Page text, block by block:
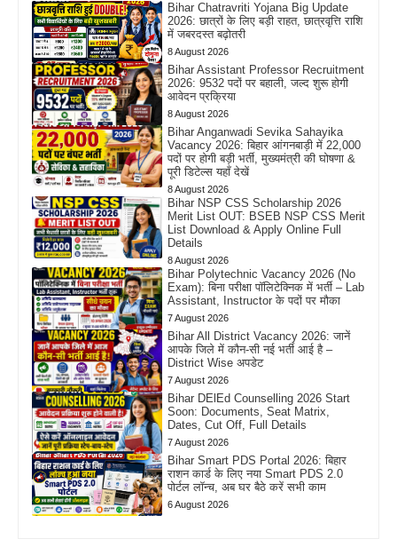
Bihar Chatravriti Yojana Big Update
2026: छात्रों के लिए बड़ी राहत, छात्रवृत्ति राशि
में जबरदस्त बढ़ोतरी
8 August 2026
Bihar Assistant Professor Recruitment
2026: 9532 पदों पर बहाली, जल्द शुरू होगी
आवेदन प्रक्रिया
8 August 2026
Bihar Anganwadi Sevika Sahayika
Vacancy 2026: बिहार आंगनबाड़ी में 22,000
पदों पर होगी बड़ी भर्ती, मुख्यमंत्री की घोषणा &
पूरी डिटेल्स यहाँ देखें
8 August 2026
Bihar NSP CSS Scholarship 2026
Merit List OUT: BSEB NSP CSS Merit
List Download & Apply Online Full
Details
8 August 2026
Bihar Polytechnic Vacancy 2026 (No
Exam): बिना परीक्षा पॉलिटेक्निक में भर्ती – Lab
Assistant, Instructor के पदों पर मौका
7 August 2026
Bihar All District Vacancy 2026: जानें
आपके जिले में कौन-सी नई भर्ती आई है –
District Wise अपडेट
7 August 2026
Bihar DElEd Counselling 2026 Start
Soon: Documents, Seat Matrix,
Dates, Cut Off, Full Details
7 August 2026
Bihar Smart PDS Portal 2026: बिहार
राशन कार्ड के लिए नया Smart PDS 2.0
पोर्टल लॉन्च, अब घर बैठे करें सभी काम
6 August 2026